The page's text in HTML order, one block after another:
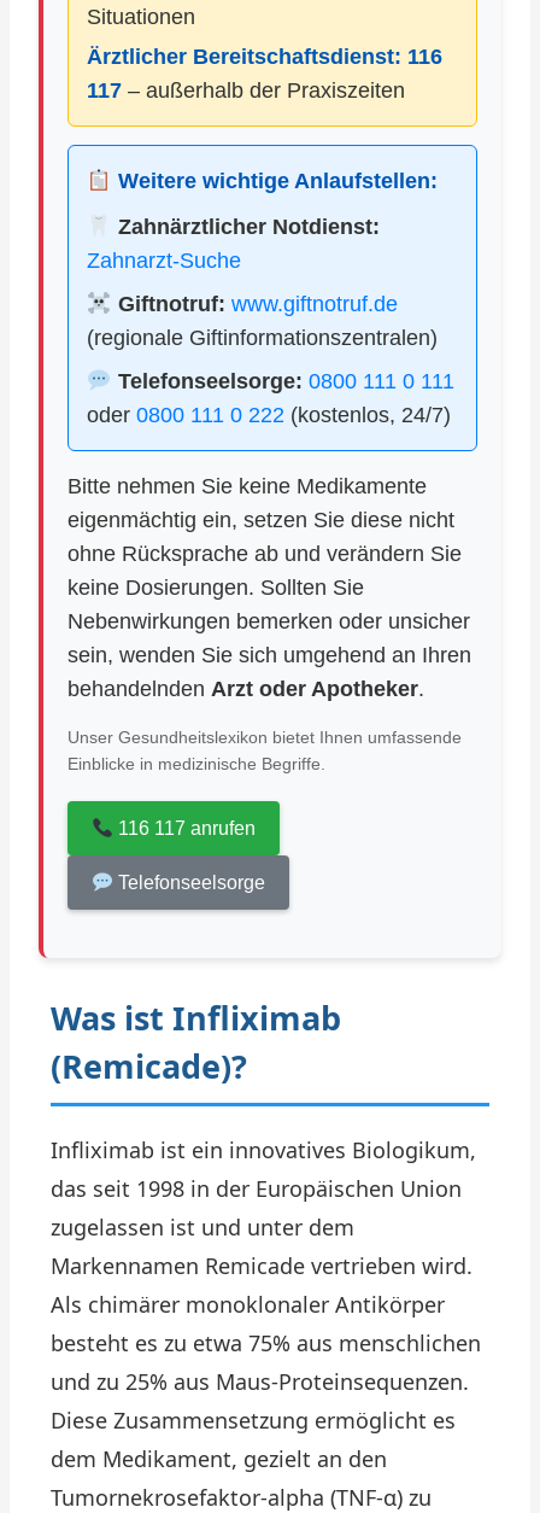
Situationen
Ärztlicher Bereitschaftsdienst: 116
117 – außerhalb der Praxiszeiten
Weitere wichtige Anlaufstellen:
Zahnärztlicher Notdienst:
Zahnarzt-Suche
Giftnotruf: www.giftnotruf.de
(regionale Giftinformationszentralen)
Telefonseelsorge: 0800 111 0 111
oder 0800 111 0 222 (kostenlos, 24/7)
Bitte nehmen Sie keine Medikamente
eigenmächtig ein, setzen Sie diese nicht
ohne Rücksprache ab und verändern Sie
keine Dosierungen. Sollten Sie
Nebenwirkungen bemerken oder unsicher
sein, wenden Sie sich umgehend an Ihren
behandelnden Arzt oder Apotheker.
Unser Gesundheitslexikon bietet Ihnen umfassende
Einblicke in medizinische Begriffe.
116 117 anrufen
Telefonseelsorge
Was ist Infliximab
(Remicade)?
Infliximab ist ein innovatives Biologikum,
das seit 1998 in der Europäischen Union
zugelassen ist und unter dem
Markennamen Remicade vertrieben wird.
Als chimärer monoklonaler Antikörper
besteht es zu etwa 75% aus menschlichen
und zu 25% aus Maus-Proteinsequenzen.
Diese Zusammensetzung ermöglicht es
dem Medikament, gezielt an den
Tumornekrosefaktor-alpha (TNF-α) zu